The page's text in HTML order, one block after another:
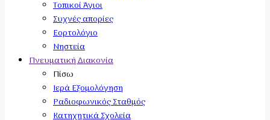
Τοπικοί Άγιοι
Συχνές απορίες
Εορτολόγιο
Νηστεία
Πνευματική Διακονία
Πίσω
Ιερά Εξομολόγηση
Ραδιοφωνικός Σταθμός
Κατηχητικά Σχολεία